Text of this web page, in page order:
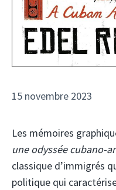
15 novembre 2023
Les mémoires
une odyssée cubano-
classique d’immigrés
politique qui